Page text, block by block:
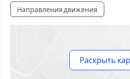
Направления движения
Раскрыть